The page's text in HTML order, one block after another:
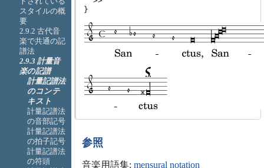
}
参照
音楽用語集: mensural notation
スタイルの概
要
2.9.2 古代音
楽で共通の記
譜法
2.9.3 計量音
楽の記譜
計量記譜法
のコンテ
キスト
計量記譜法
の音部記号
計量記譜法
の拍子記号
計量記譜法
の符頭